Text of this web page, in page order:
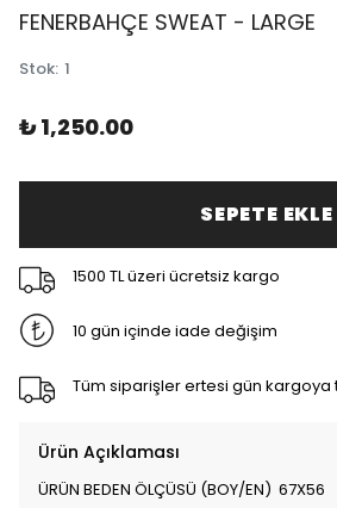
FENERBAHÇE SWEAT - LARGE
Stok: 1
₺ 1,250.00
SEPETE EKLE
1500 TL üzeri ücretsiz kargo
10 gün içinde iade değişim
Tüm siparişler ertesi gün kargoya
Ürün Açıklaması
ÜRÜN BEDEN ÖLÇÜSÜ (BOY/EN) 67X56